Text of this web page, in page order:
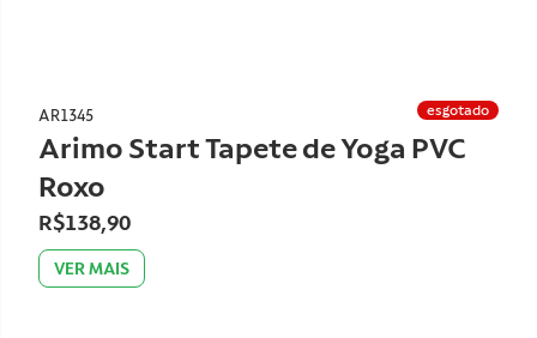
esgotado
AR1345
Arimo Start Tapete de Yoga PVC
Roxo
R$138,90
VER MAIS